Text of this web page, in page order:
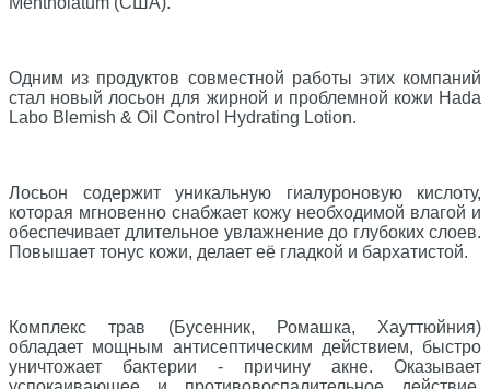
Одним из продуктов совместной работы этих компаний
стал новый лосьон для жирной и проблемной кожи Hada
Labo Blemish & Oil Control Hydrating Lotion.
Лосьон содержит уникальную гиалуроновую кислоту,
которая мгновенно снабжает кожу необходимой влагой и
обеспечивает длительное увлажнение до глубоких слоев.
Повышает тонус кожи, делает её гладкой и бархатистой.
Комплекс трав (Бусенник, Ромашка, Хауттюйния)
обладает мощным антисептическим действием, быстро
уничтожает бактерии - причину акне. Оказывает